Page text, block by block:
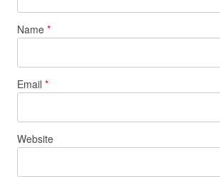
Name *
Email *
Website